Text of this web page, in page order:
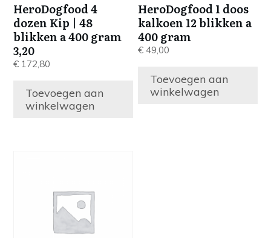
HeroDogfood 4
dozen Kip | 48
blikken a 400 gram
3,20
€ 172,80
Toevoegen aan
winkelwagen
HeroDogfood 1 doos
kalkoen 12 blikken a
400 gram
€ 49,00
Toevoegen aan
winkelwagen